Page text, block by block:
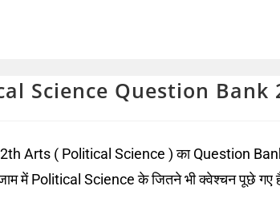
Science Question Bank
Arts ( Political Science ) का Question Bank
में Political Science के जितने भी क्वेश्चन पूछे गए